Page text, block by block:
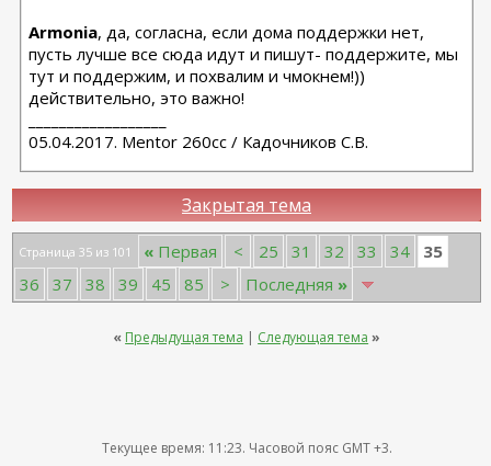
Armonia, да, согласна, если дома поддержки нет,
пусть лучше все сюда идут и пишут- поддержите, мы
тут и поддержим, и похвалим и чмокнем!))
действительно, это важно!
05.04.2017. Mentor 260cc / Кадочников С.В.
Закрытая тема
Страница 35 из 101 « Первая < 25 31 32 33 34
35
36
37 38 39 45 85 > Последняя »
« Предыдущая тема | Следующая тема »
Текущее время: 11:23. Часовой пояс GMT +3.